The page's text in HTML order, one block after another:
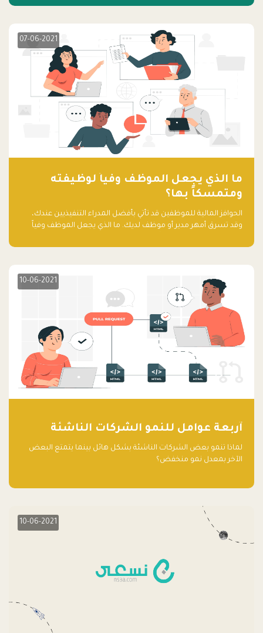
07-06-2021
ما الذي يجعل الموظف وفياً لوظيفته
ومتمسكاً بها؟
الحوافز المالية للموظفين قد تأتي بأفضل المدراء التنفيذيين عندك،
وقد تسرق أمهر مدير أو موظف لديك. ما الذي يجعل الموظف وفياً
10-06-2021
آربعة عوامل للنمو الشركات الناشئة
لماذا تنمو بعض الشركات الناشئة بشكل هائل بينما يتمتع البعض
الآخر بمعدل نمو منخفض؟
10-06-2021